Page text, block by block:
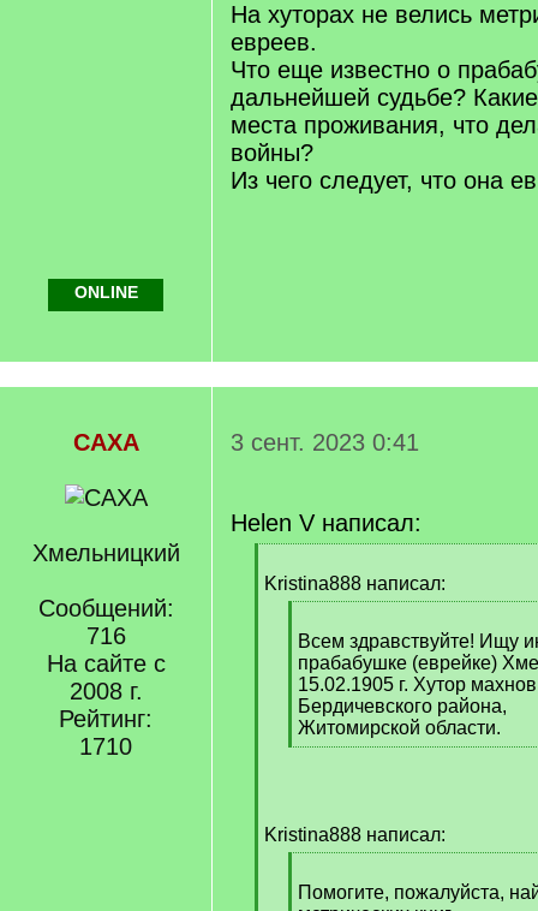
На хуторах не велись
евреев.
Что еще известно о
дальнейшей судьбе?
места проживания, что
войны?
Из чего следует, что она
ONLINE
САХА
Хмельницкий
Сообщений:
716
На сайте с
2008 г.
Рейтинг:
1710
3 сент. 2023 0:41
Helen V написал:
q
Kristina888 написал:
q
]
Всем здравствуйте! Ищу
прабабушке (еврейке)
15.02.1905 г. Хутор
Бердичевского района,
Житомирской области.
[
Kristina888 написал:
q
Помогите, пожалуйста,